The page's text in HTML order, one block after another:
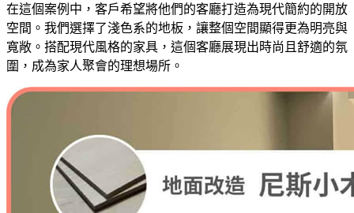
在這個案例中，客戶希望將他們的客廳打造為現代簡約的開放
空間。我們選擇了淺色系的地板，讓整個空間顯得更為明亮與
寬敞。搭配現代風格的家具，這個客廳展現出時尚且舒適的氛
圍，成為家人聚會的理想場所。